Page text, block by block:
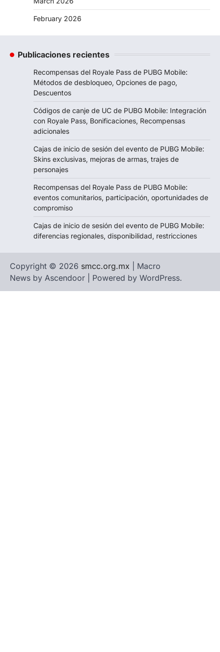
February 2026
Publicaciones recientes
Recompensas del Royale Pass de PUBG Mobile:
Métodos de desbloqueo, Opciones de pago,
Descuentos
Códigos de canje de UC de PUBG Mobile: Integración
con Royale Pass, Bonificaciones, Recompensas
adicionales
Cajas de inicio de sesión del evento de PUBG Mobile:
Skins exclusivas, mejoras de armas, trajes de
personajes
Recompensas del Royale Pass de PUBG Mobile:
eventos comunitarios, participación, oportunidades de
compromiso
Cajas de inicio de sesión del evento de PUBG Mobile:
diferencias regionales, disponibilidad, restricciones
Copyright © 2026 smcc.org.mx | Macro
News by Ascendoor | Powered by WordPress.